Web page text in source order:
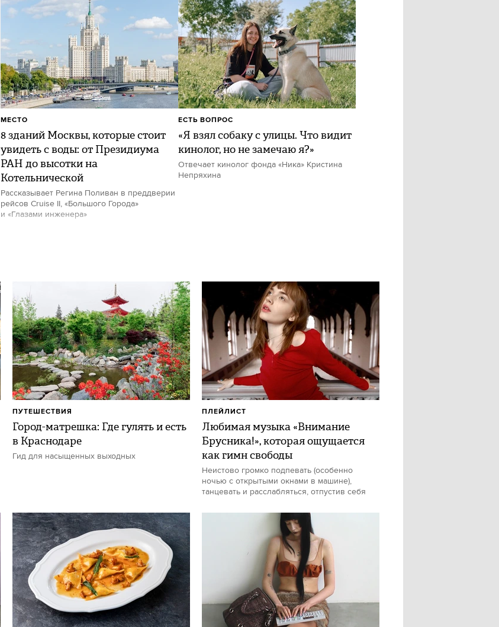
8 зданий Москвы, которые стоит
увидеть с воды: от Президиума
РАН до высотки на
Котельнической
Рассказывает Регина Поливан в преддверии
рейсов Cruise II, «Большого Города»
и «Глазами инженера»
МЕСТО
«Я взял собаку с улицы. Что видит
кинолог, но не замечаю я?»
Отвечает кинолог фонда «Ника» Кристина
Непряхина
ЕСТЬ ВОПРОС
Город-матрешка: Где гулять и есть
в Краснодаре
Гид для насыщенных выходных
ПУТЕШЕСТВИЯ
Любимая музыка «Внимание
Брусника!», которая ощущается
как гимн свободы
Неистово громко подпевать (особенно
ночью с открытыми окнами в машине),
танцевать и расслабляться, отпустив себя
ПЛЕЙЛИСТ